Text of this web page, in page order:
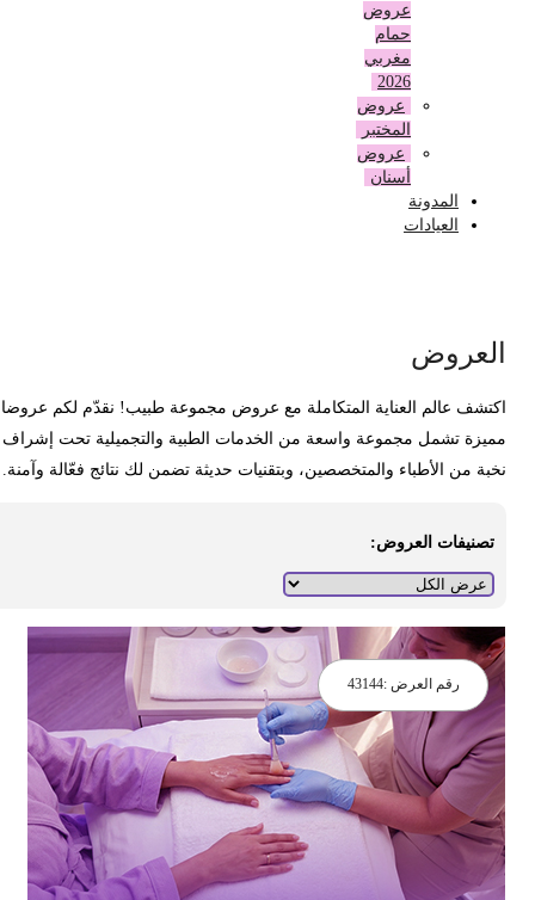
عروض
حمام
مغربي
عروض
المختبر
عروض
أسنان
المدونة
العيادات
عالم العناية المتكاملة مع عروض مجموعة طبيب! نقدّم لكم عروضا
تشمل مجموعة واسعة من الخدمات الطبية والتجميلية تحت إشراف
من الأطباء والمتخصصين، وبتقنيات حديثة تضمن لك نتائج فعّالة وآمنة.
تصنيفات العروض:
رقم العرض :43144